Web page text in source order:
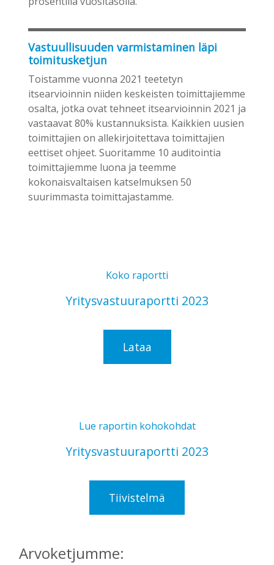
Vastuullisuuden varmistaminen läpi
toimitusketjun
Toistamme vuonna 2021 teetetyn
itsearvioinnin niiden keskeisten toimittajiemme
osalta, jotka ovat tehneet itsearvioinnin 2021 ja
vastaavat 80% kustannuksista. Kaikkien uusien
toimittajien on allekirjoitettava toimittajien
eettiset ohjeet. Suoritamme 10 auditointia
toimittajiemme luona ja teemme
kokonaisvaltaisen katselmuksen 50
suurimmasta toimittajastamme.
Koko raportti
Yritysvastuuraportti 2023
Lataa
Lue raportin kohokohdat
Yritysvastuuraportti 2023
Tiivistelmä
Arvoketjumme: